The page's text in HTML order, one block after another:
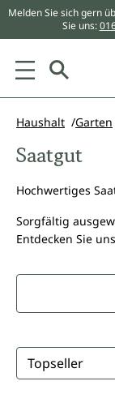
springen
Melden Sie sich gern
Sie uns:
Haushalt Garten
Saatgut
Hochwertiges
Sorgfältig
Entdecken Sie